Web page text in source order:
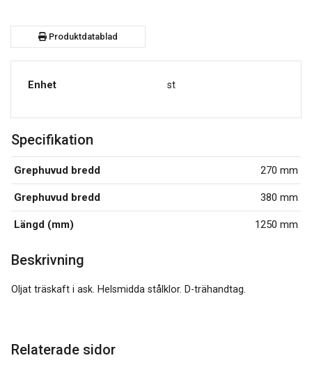
Produktdatablad
Enhet st
Specifikation
Grephuvud bredd 270 mm
Grephuvud bredd 380 mm
Längd (mm) 1250 mm
Beskrivning
Oljat träskaft i ask. Helsmidda stålklor. D-trähandtag.
Relaterade sidor